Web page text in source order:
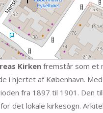
Kirkenfremstår som et
i hjertet af København.
fra 1897 til 1901. Den
det lokale kirkesogn.